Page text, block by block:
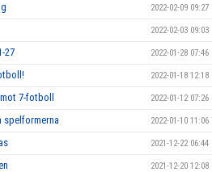
2022-02-09 09:27
2022-02-03 09:03
27 2022-01-28 07:46
2022-01-18 12:18
7-fotboll 2022-01-12 07:26
2022-01-10 11:06
2021-12-22 06:44
2021-12-20 12:08